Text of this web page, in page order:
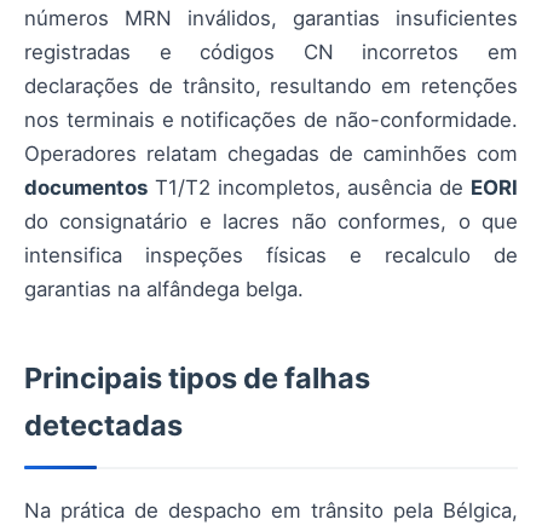
números MRN inválidos, garantias insuficientes
registradas e códigos CN incorretos em
declarações de trânsito, resultando em retenções
nos terminais e notificações de não-conformidade.
Operadores relatam chegadas de caminhões com
documentos T1/T2 incompletos, ausência de EORI
do consignatário e lacres não conformes, o que
intensifica inspeções físicas e recalculo de
garantias na alfândega belga.
Principais tipos de falhas
detectadas
Na prática de despacho em trânsito pela Bélgica,